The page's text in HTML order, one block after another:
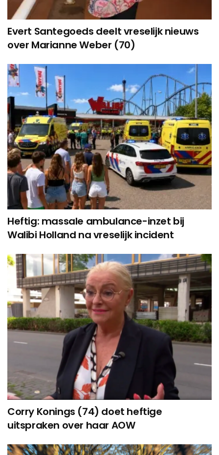
Evert Santegoeds deelt vreselijk nieuws
over Marianne Weber (70)
Heftig: massale ambulance-inzet bij
Walibi Holland na vreselijk incident
Corry Konings (74) doet heftige
uitspraken over haar AOW